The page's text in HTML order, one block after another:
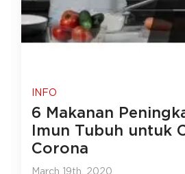
INFO
6 Makanan
Imun Tubuh untuk
Corona
March 19th, 2020